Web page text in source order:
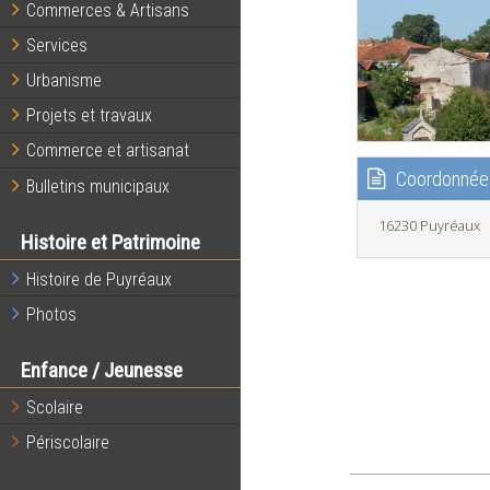
Commerces & Artisans
Services
Urbanisme
Projets et travaux
Commerce et artisanat
Bulletins municipaux
Histoire et Patrimoine
Histoire de Puyréaux
Photos
Enfance / Jeunesse
Scolaire
Périscolaire
16230 Puyréaux